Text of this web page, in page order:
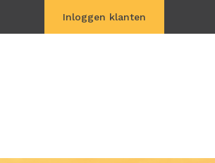
Inloggen klanten